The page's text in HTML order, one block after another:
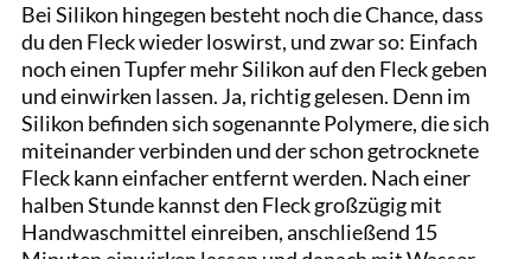
Bei Silikon hingegen besteht noch die Chance, dass
du den Fleck wieder loswirst, und zwar so: Einfach
noch einen Tupfer mehr Silikon auf den Fleck geben
und einwirken lassen. Ja, richtig gelesen. Denn im
Silikon befinden sich sogenannte Polymere, die sich
miteinander verbinden und der schon getrocknete
Fleck kann einfacher entfernt werden. Nach einer
halben Stunde kannst den Fleck großzügig mit
Handwaschmittel einreiben, anschließend 15